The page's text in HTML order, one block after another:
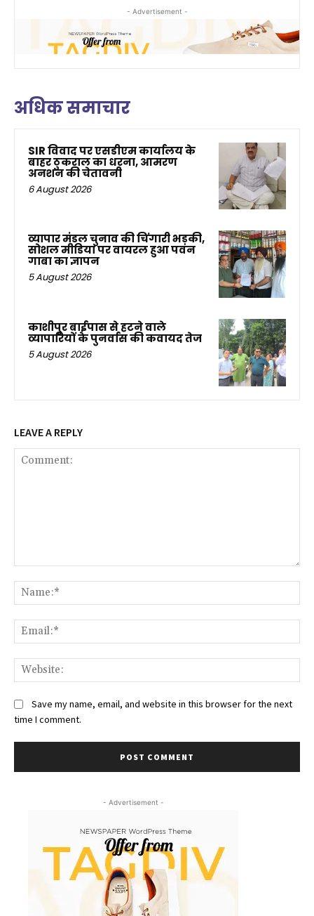
- Advertisement -
अधिक समाचार
SIR विवाद पर एसडीएम कार्यालय के
बाहर ठुकराल का धरना, आमरण
अनशन की चेतावनी
6 August 2026
व्यापार मंडल चुनाव की चिंगारी भड़की,
सोशल मीडिया पर वायरल हुआ पवन
गाबा का ज्ञापन
5 August 2026
काशीपुर बाईपास से हटने वाले
व्यापारियों के पुनर्वास की कवायद तेज
5 August 2026
LEAVE A REPLY
Save my name, email, and website in this browser for the next
time I comment.
- Advertisement -